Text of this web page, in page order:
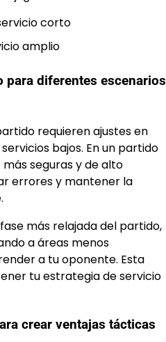
corto
amplio
para diferentes escenarios
requieren ajustes en
bajos. En un partido
seguras y de alto
errores y mantener la
más relajada del partido,
a áreas menos
a tu oponente. Esta
tu estrategia de servicio
crear ventajas tácticas